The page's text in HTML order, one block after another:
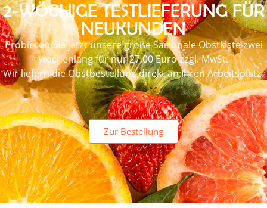
2-WÖCHIGE TESTLIEFERUNG FÜR
NEUKUNDEN
Probieren Sie jetzt unsere große Saisonale Obstkiste zwei
wochenlang für nur 27,00 Euro zzgl. MwSt.
Wir liefern die Obstbestellung direkt an Ihren Arbeitsplatz.
Zur Bestellung